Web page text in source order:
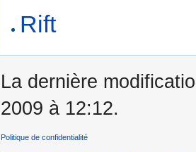
Rift
La dernière
2009 à 12:12.
Politique de confidentialité